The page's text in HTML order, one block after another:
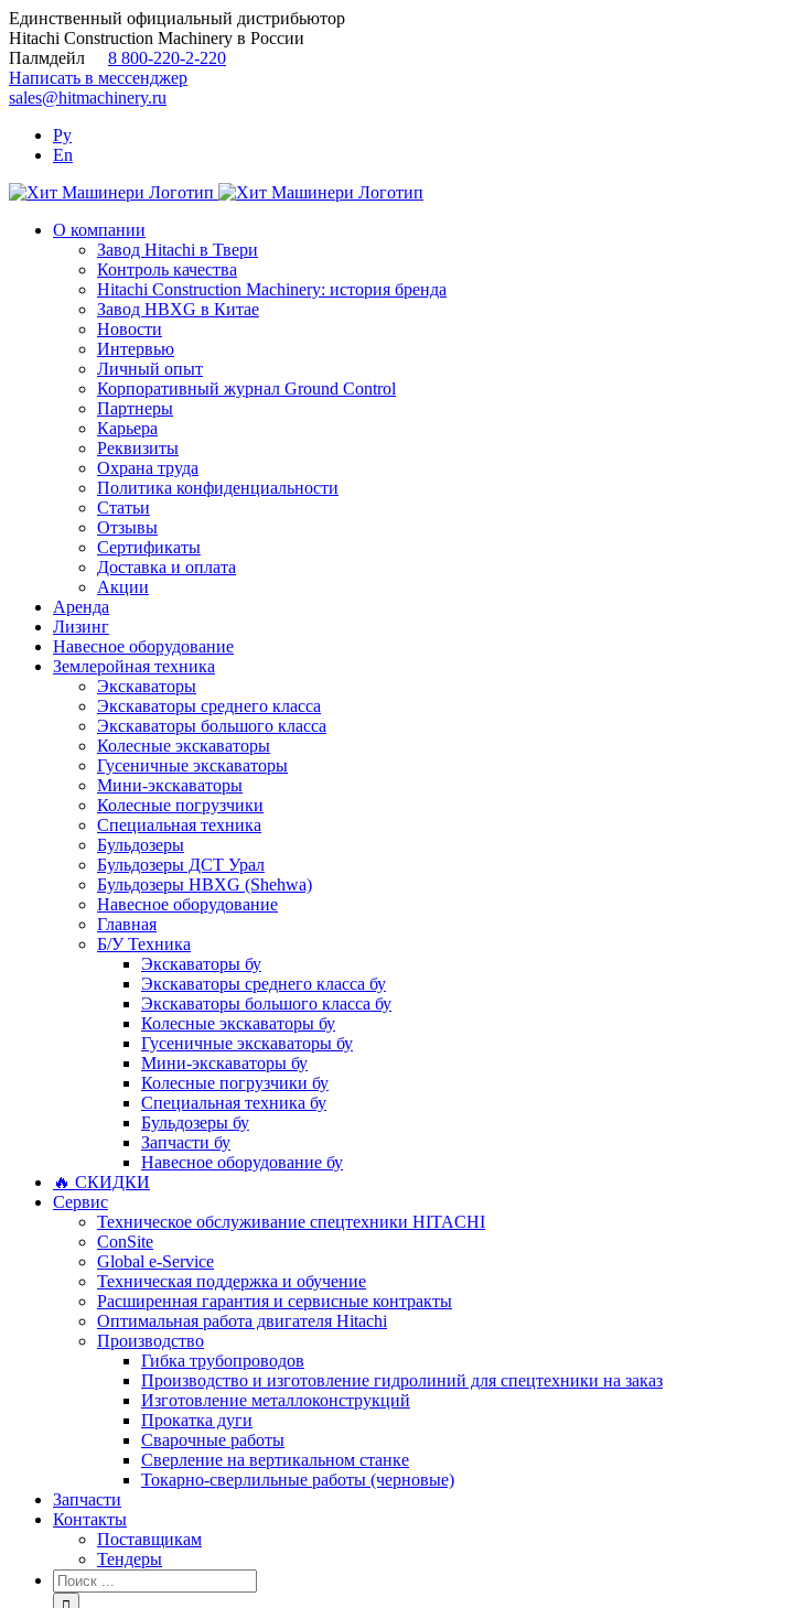
Skip
to
content
Единственный официальный дистрибьютор
Hitachi Construction Machinery в России
Палмдейл
8 800-220-2-220
Написать в мессенджер
sales@hitmachinery.ru
Ру
En
О компании
Завод Hitachi в Твери
Контроль качества
Hitachi Construction Machinery: история бренда
Завод HBXG в Китае
Новости
Интервью
Личный опыт
Корпоративный журнал Ground Control
Партнеры
Карьера
Реквизиты
Охрана труда
Политика конфиденциальности
Статьи
Отзывы
Сертификаты
Доставка и оплата
Акции
Аренда
Лизинг
Навесное оборудование
Землеройная техника
Экскаваторы
Экскаваторы среднего класса
Экскаваторы большого класса
Колесные экскаваторы
Гусеничные экскаваторы
Мини-экскаваторы
Колесные погрузчики
Специальная техника
Бульдозеры
Бульдозеры ДСТ Урал
Бульдозеры HBXG (Shehwa)
Навесное оборудование
Главная
Б/У Техника
Экскаваторы бу
Экскаваторы среднего класса бу
Экскаваторы большого класса бу
Колесные экскаваторы бу
Гусеничные экскаваторы бу
Мини-экскаваторы бу
Колесные погрузчики бу
Специальная техника бу
Бульдозеры бу
Запчасти бу
Навесное оборудование бу
🔥 СКИДКИ
Сервис
Техническое обслуживание спецтехники HITACHI
ConSite
Global e-Service
Техническая поддержка и обучение
Расширенная гарантия и сервисные контракты
Оптимальная работа двигателя Hitachi
Производство
Гибка трубопроводов
Производство и изготовление гидролиний для спецтехники на заказ
Изготовление металлоконструкций
Прокатка дуги
Сварочные работы
Сверление на вертикальном станке
Токарно-сверлильные работы (черновые)
Запчасти
Контакты
Поставщикам
Тендеры
Результат
поиска: